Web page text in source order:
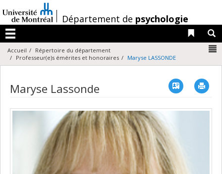
au
contenu
/Département de psychologie
Menu
Liens
Accueil
Répertoire du département
Professeur(e)s émérites et honoraires
Maryse LASSONDE
Maryse Lassonde Vcard